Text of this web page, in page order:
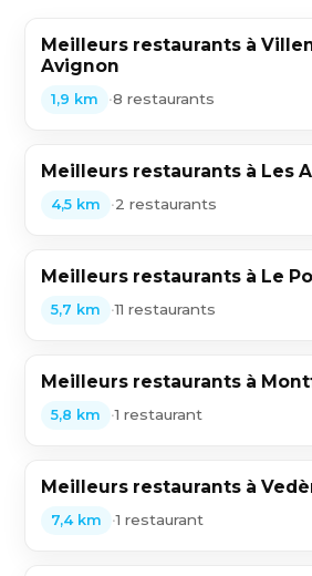
Meilleurs restaurants à
Avignon
1,9 km •8 restaurants
Meilleurs restaurants à Les
4,5 km •2 restaurants
Meilleurs restaurants à Le
5,7 km •11 restaurants
Meilleurs restaurants à
5,8 km •1 restaurant
Meilleurs restaurants à
7,4 km •1 restaurant